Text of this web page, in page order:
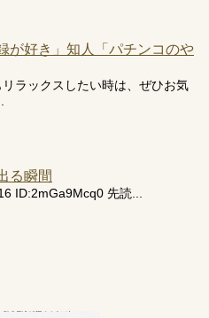
が好き」知人「パチンコのや
ラックスしたい時は、ぜひお気
る瞬間
ID:2mGa9Mcq0 先読...